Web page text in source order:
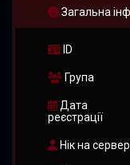
Загальна
ID
Група
Дата
реєстрації
Нік на